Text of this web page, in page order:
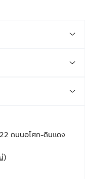
22 ถนนอโศก-ดินแดง
)